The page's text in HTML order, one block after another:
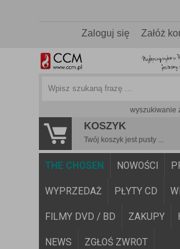
Zaloguj się Załóż
wyszukiwanie
KOSZYK
Twój koszyk jest pusty ...
THE CHOSEN NOWOŚCI
WYPRZEDAŻ PŁYTY CD
FILMY DVD / BD ZAKUPY
NEWS ZGŁOŚ ZWROT